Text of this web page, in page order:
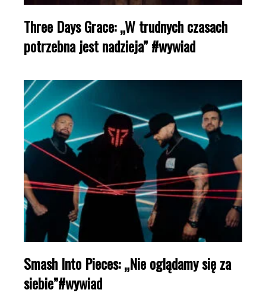
Three Days Grace: „W trudnych czasach
potrzebna jest nadzieja” #wywiad
Smash Into Pieces: „Nie oglądamy się za
siebie”#wywiad